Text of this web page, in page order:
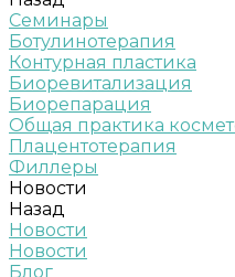
Семинары
Ботулинотерапия
Контурная пластика
Биоревитализация
Биорепарация
Общая практика
Плацентотерапия
Филлеры
Новости
Назад
Новости
Новости
Блог